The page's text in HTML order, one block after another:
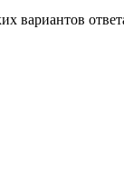
вариантов